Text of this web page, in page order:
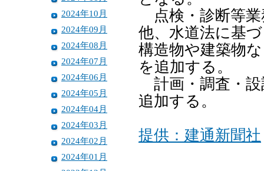
2024年10月
2024年09月
2024年08月
2024年07月
2024年06月
2024年05月
2024年04月
2024年03月
2024年02月
2024年01月
点検・診断等業
他、水道法に基
構造物や建築物
を追加する。
計画・調査・設
追加する。
提供：建通新聞社